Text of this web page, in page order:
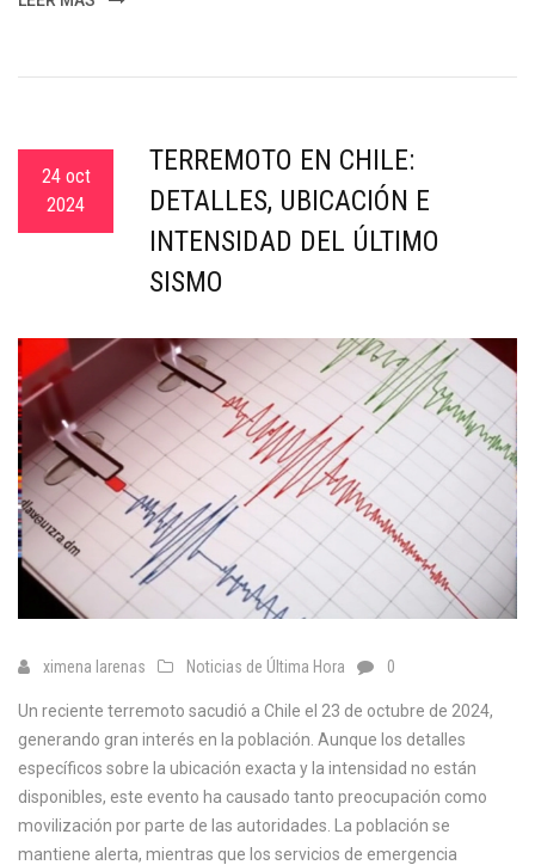
24 oct
2024
TERREMOTO EN CHILE:
DETALLES, UBICACIÓN E
INTENSIDAD DEL ÚLTIMO
SISMO
ximena larenas Noticias de Última Hora 0
Un reciente terremoto sacudió a Chile el 23 de octubre de 2024,
generando gran interés en la población. Aunque los detalles
específicos sobre la ubicación exacta y la intensidad no están
disponibles, este evento ha causado tanto preocupación como
movilización por parte de las autoridades. La población se
mantiene alerta, mientras que los servicios de emergencia